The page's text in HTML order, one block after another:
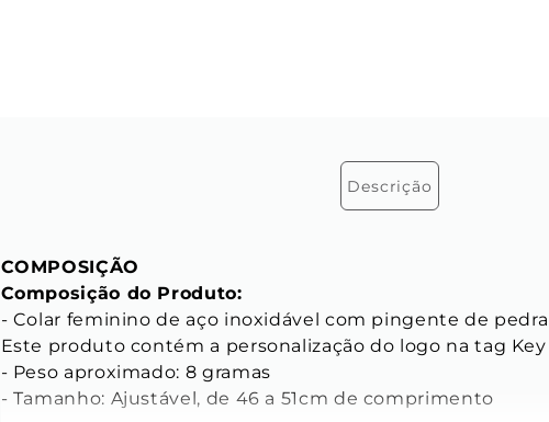
Descrição
COMPOSIÇÃO
Composição do Produto:
- Colar feminino de aço inoxidável com pingente de
Este produto contém a personalização do logo na tag
- Peso aproximado: 8 gramas
- Tamanho: Ajustável, de 46 a 51cm de comprimento